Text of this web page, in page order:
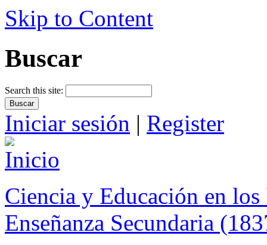
Skip to Content
Buscar
Search this site:
Iniciar sesión | Register
Ciencia y Educación en
Enseñanza Secundaria